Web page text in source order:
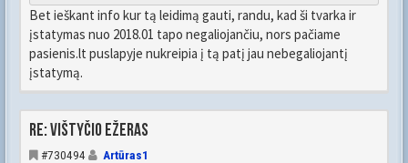
Bet ieškant info kur tą leidimą gauti, randu, kad ši tvarka ir
įstatymas nuo 2018.01 tapo negaliojančiu, nors pačiame
pasienis.lt puslapyje nukreipia į tą patį jau nebegaliojantį
įstatymą.
Re: Vištyčio ežeras
#730494
Artūras1